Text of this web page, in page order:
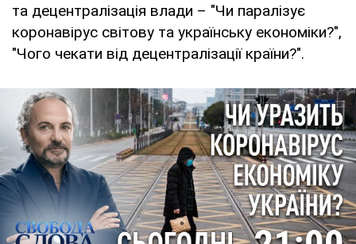
та децентралізація влади – "Чи паралізує
коронавірус світову та українську економіки?",
"Чого чекати від децентралізації країни?".